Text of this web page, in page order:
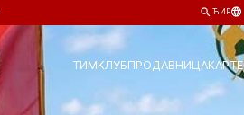
ЋИР
ТИМКЛУБПРОДАВНИЦАКАРТЕ